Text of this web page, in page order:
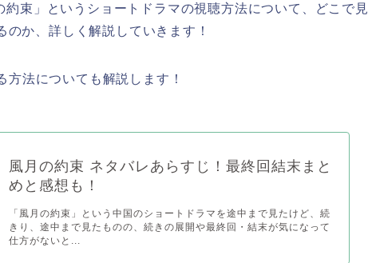
束」というショートドラマの視聴方法について、どこで見
か、詳しく解説していきます！
法についても解説します！
風月の約束 ネタバレあらすじ！最終回結末まと
めと感想も！
「風月の約束」という中国のショートドラマを途中まで見たけど、続
きり、途中まで見たものの、続きの展開や最終回・結末が気になって
仕方がないと...